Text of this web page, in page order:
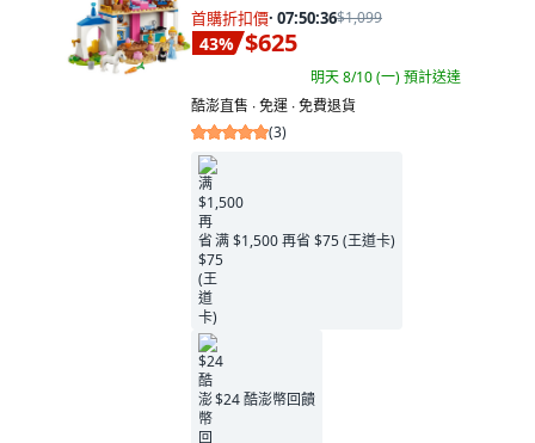
首購折扣價· 07:50:34$1,099
43% $625
明天 8/10 (一)預計送達
酷澎直售 ∙ 免運 ∙ 免費退貨
(3)
满 $1,500 再省 $75 (王道卡)
$24 酷澎幣回饋